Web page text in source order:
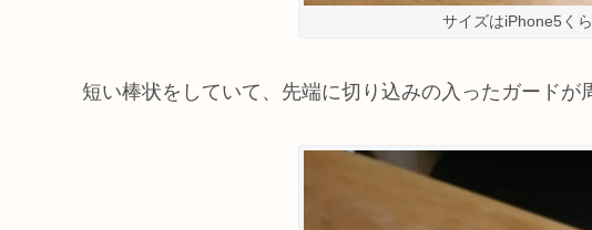
サイズはiPhone5く
短い棒状をしていて、先端に切り込みの入ったガードが